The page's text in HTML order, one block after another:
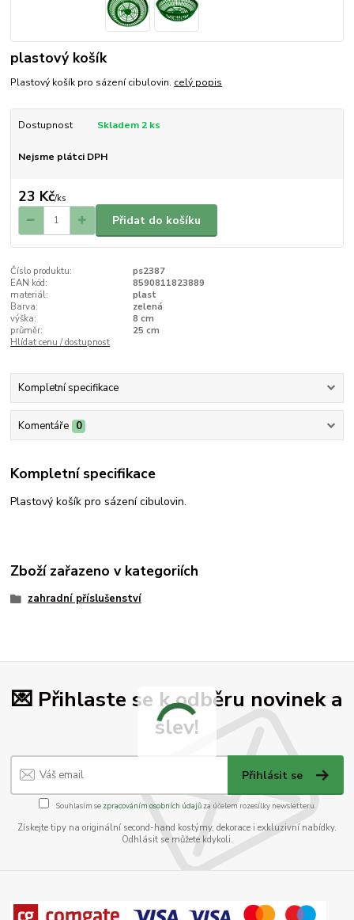
plastový košík
Plastový košík pro sázení cibulovin. celý popis
Dostupnost Skladem 2 ks
Nejsme plátci DPH
23 Kč/ks
Přidat do košíku
Číslo produktu:
ps2387
EAN kód:
8590811823889
materiál:
plast
Barva:
zelená
výška:
8 cm
průměr:
25 cm
Hlídat cenu / dostupnost
Kompletní specifikace
Komentáře 0
Kompletní specifikace
Plastový košík pro sázení cibulovin.
Zboží zařazeno v kategoriích
zahradní příslušenství
💌 Přihlaste se k odběru novinek a
slev!
Přihlásit se
Souhlasím se zpracováním osobních údajůza účelem rozesílky newsletteru.
Získejte tipy na originální second-hand kostýmy, dekorace i exkluzivní nabídky.
Odhlásit se můžete kdykoli.